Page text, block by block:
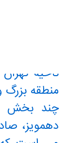
ناحیه
منطقه
چند بخش
دهمویز،